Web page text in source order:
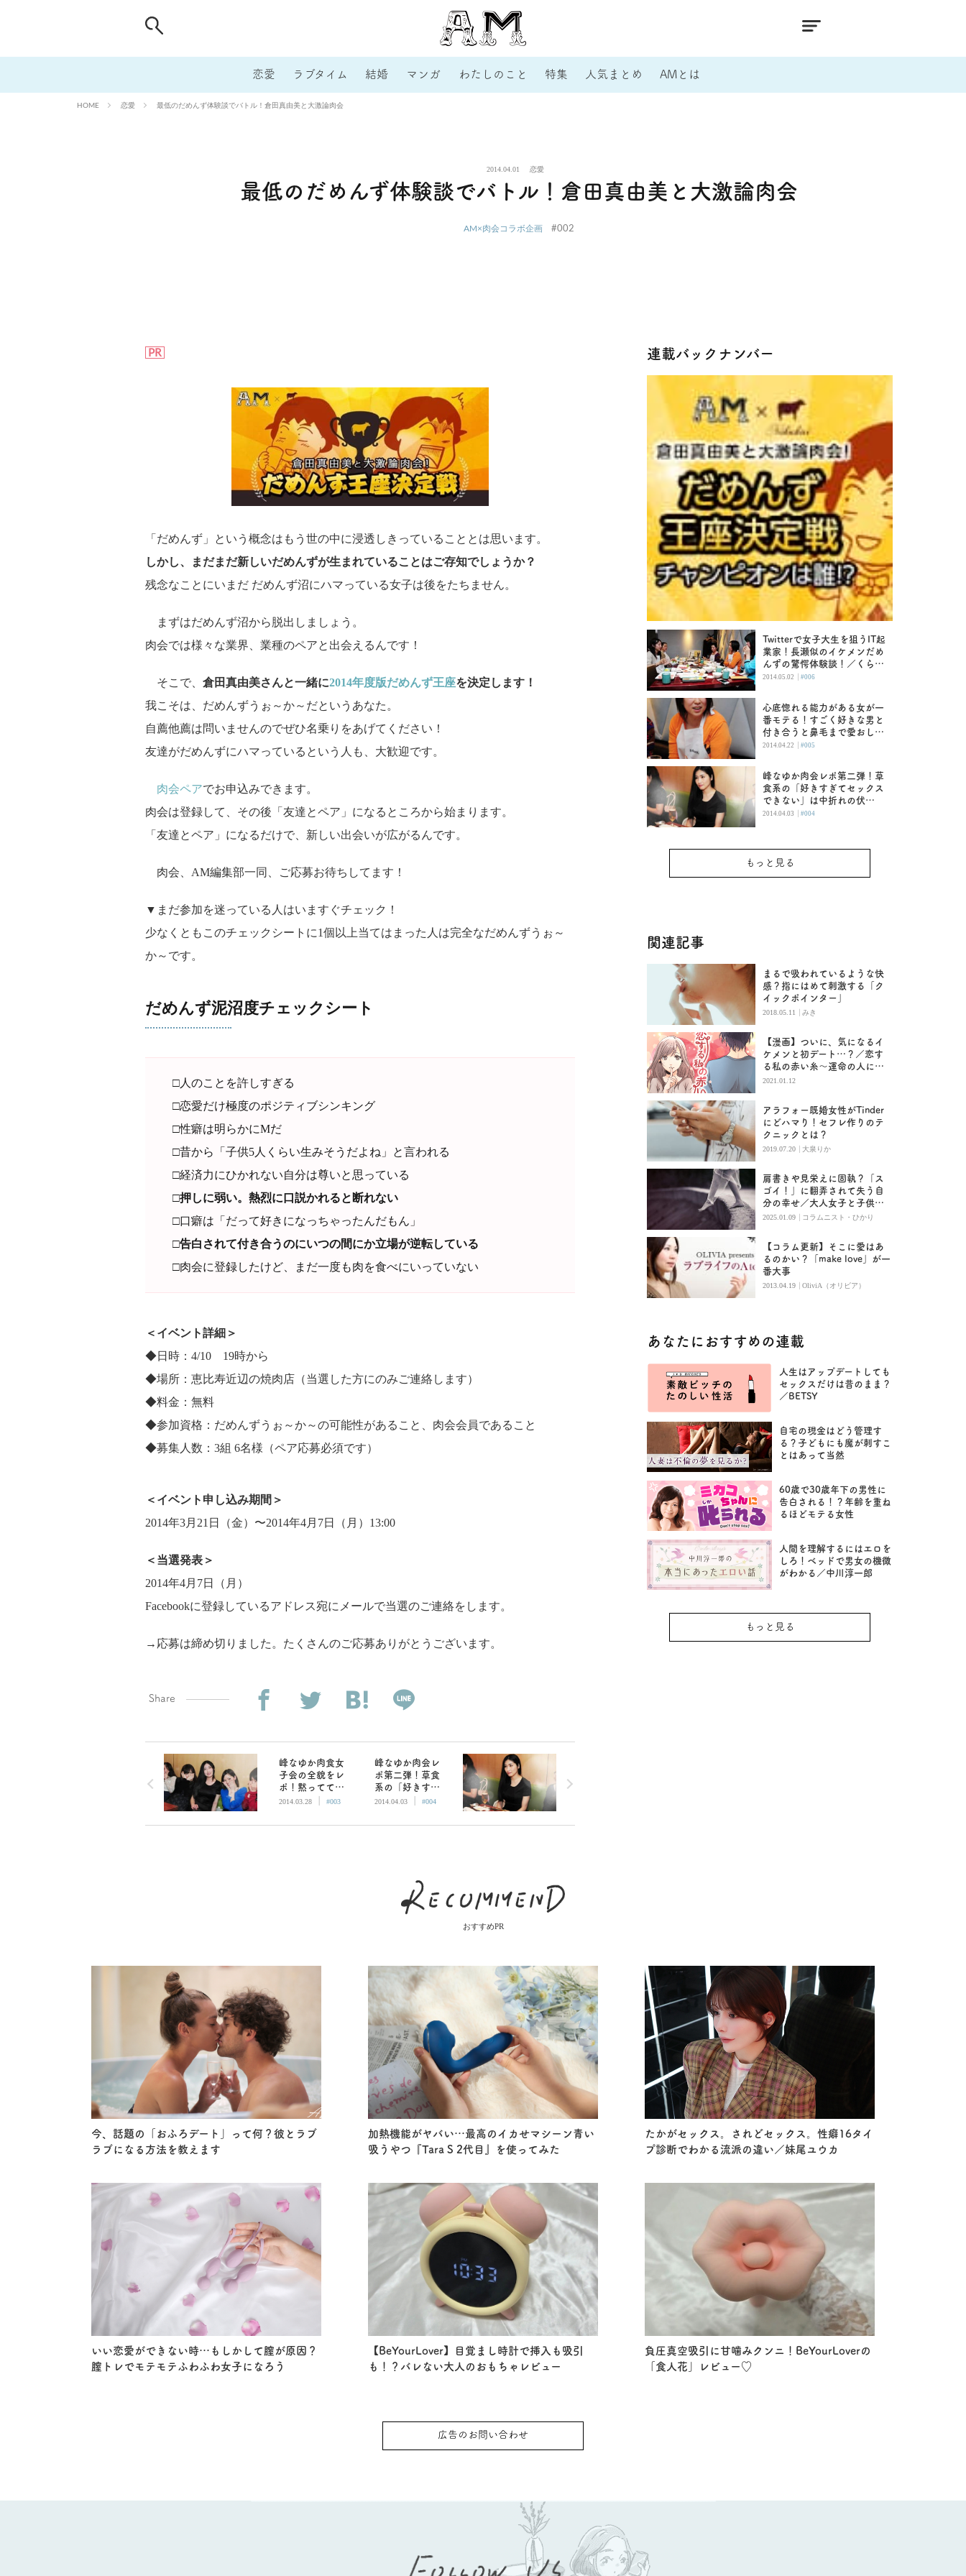
恋愛 ラブタイム 結婚 マンガ わたしのこと 特集 人気まとめ AMとは
HOME 恋愛 最低のだめんず体験談でバトル！倉田真由美と大激論肉会
2014.04.01 恋愛
最低のだめんず体験談でバトル！倉田真由美と大激論肉会
AM×肉会コラボ企画 #002
PR
「だめんず」という概念はもう世の中に浸透しきっていることとは思います。
しかし、まだまだ新しいだめんずが生まれていることはご存知でしょうか？
残念なことにいまだ だめんず沼にハマっている女子は後をたちません。
まずはだめんず沼から脱出しましょう。
肉会では様々な業界、業種のペアと出会えるんです！
そこで、 倉田真由美さんと一緒に2014年度版だめんず王座を決定します！
我こそは、だめんずうぉ～か～だというあなた。
自薦他薦は問いませんのでぜひ名乗りをあげてください！
友達がだめんずにハマっているという人も、大歓迎です。
肉会ペアでお申込みできます。
肉会は登録して、その後「友達とペア」になるところから始まります。
「友達とペア」になるだけで、新しい出会いが広がるんです。
肉会、AM編集部一同、ご応募お待ちしてます！
▼まだ参加を迷っている人はいますぐチェック！
少なくともこのチェックシートに1個以上当てはまった人は完全なだめんずうぉ～
か～です。
だめんず泥沼度チェックシート
□人のことを許しすぎる
□恋愛だけ極度のポジティブシンキング
□性癖は明らかにMだ
□昔から「子供5人くらい生みそうだよね」と言われる
□経済力にひかれない自分は尊いと思っている
□押しに弱い。熱烈に口説かれると断れない
□口癖は「だって好きになっちゃったんだもん」
□告白されて付き合うのにいつの間にか立場が逆転している
□肉会に登録したけど、まだ一度も肉を食べにいっていない
＜イベント詳細＞
◆日時：4/10 19時から
◆場所：恵比寿近辺の焼肉店（当選した方にのみご連絡します）
◆料金：無料
◆参加資格：だめんずうぉ～か～の可能性があること、肉会会員であること
◆募集人数：3組 6名様（ペア応募必須です）
＜イベント申し込み期間＞
2014年3月21日（金）〜2014年4月7日（月）13:00
＜当選発表＞
2014年4月7日（月）
Facebookに登録しているアドレス宛にメールで当選のご連絡をします。
→応募は締め切りました。たくさんのご応募ありがとうございます。
Share
峰なゆか肉食女
子会の全貌をレ
ポ！黙ってても
寄ってくる男は3
い
2014.03.28 | #003
峰なゆか肉会レ
ポ第二弾！草食
系の「好きすぎ
てセックスでき
の伏線！？
2014.04.03 | #004
連載バックナンバー
Twitterで女子大生を狙うIT起
業家！長瀬似のイケメンだめ
んずの驚愕体験談！／くらた
まのだめんず肉会レポ（後
2014.05.02 | #006
心底惚れる能力がある女が一
番モテる！すごく好きな男と
付き合うと鼻毛まで愛おしい
／くらたまのだめんず肉会レ
2014.04.22 | #005
峰なゆか肉会レポ第二弾！草
食系の「好きすぎてセックス
できない」は中折れの伏
線！？
2014.04.03 | #004
もっと見る
関連記事
まるで吸われているような快
感？指にはめて刺激する「ク
イックポインター」
2018.05.11 | みき
【漫画】ついに、気になるイ
ケメンと初デート…？／恋す
る私の赤い糸〜運命の人に出
会うまで〜 （４）
2021.01.12
アラフォー既婚女性がTinder
にどハマり！セフレ作りのテ
クニックとは？
2019.07.20 | 大泉りか
肩書きや見栄えに固執？「ス
ゴイ！」に翻弄されて失う自
分の幸せ／大人女子と子供お
ばさんの恋愛の違い
2025.01.09 | コラムニスト・ひかり
【コラム更新】そこに愛はあ
るのかい？「make love」が一
番大事
2013.04.19 | OliviA（オリビア）
あなたにおすすめの連載
人生はアップデートしても
セックスだけは昔のまま？
／BETSY
自宅の現金はどう管理す
る？子どもにも魔が刺すこ
とはあって当然
60歳で30歳年下の男性に
告白される！？年齢を重ね
るほどモテる女性
人間を理解するにはエロを
しろ！ベッドで男女の機微
がわかる／中川淳一郎
もっと見る
おすすめPR
今、話題の「おふろデート」って何？彼とラブ
ラブになる方法を教えます
加熱機能がヤバい…最高のイカせマシーン青い
吸うやつ『Tara S 2代目』を使ってみた
たかがセックス。されどセックス。性癖16タイ
プ診断でわかる流派の違い／妹尾ユウカ
いい恋愛ができない時…もしかして膣が原因？
膣トレでモテモテふわふわ女子になろう
【BeYourLover】目覚まし時計で挿入も吸引
も！？バレない大人のおもちゃレビュー
負圧真空吸引に甘噛みクンニ！BeYourLoverの
「食人花」レビュー♡
広告のお問い合わせ